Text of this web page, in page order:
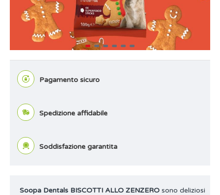
Pagamento sicuro
Spedizione affidabile
Soddisfazione garantita
Soopa Dentals BISCOTTI ALLO ZENZERO sono deliziosi